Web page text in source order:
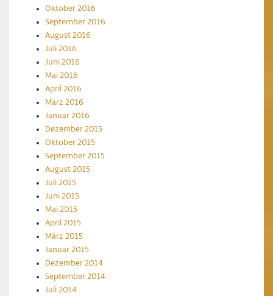
Oktober 2016
September 2016
August 2016
Juli 2016
Juni 2016
Mai 2016
April 2016
März 2016
Januar 2016
Dezember 2015
Oktober 2015
September 2015
August 2015
Juli 2015
Juni 2015
Mai 2015
April 2015
März 2015
Januar 2015
Dezember 2014
September 2014
Juli 2014